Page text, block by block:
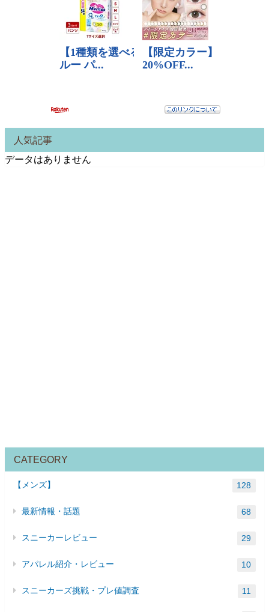
人気記事
データはありません
CATEGORY
【メンズ】 128
最新情報・話題 68
スニーカーレビュー 29
アパレル紹介・レビュー 10
スニーカーズ挑戦・プレ値調査 11